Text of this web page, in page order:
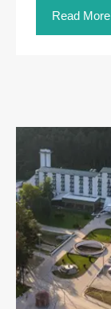
Read More